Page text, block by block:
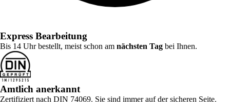
Express Bearbeitung
Bis 14 Uhr bestellt, meist schon am nächsten Tag bei Ihnen.
Amtlich anerkannt
Zertifiziert nach DIN 74069. Sie sind immer auf der sicheren Seite.